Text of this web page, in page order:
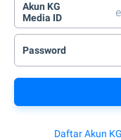
Akun KG
Media ID
Password
Daftar Akun